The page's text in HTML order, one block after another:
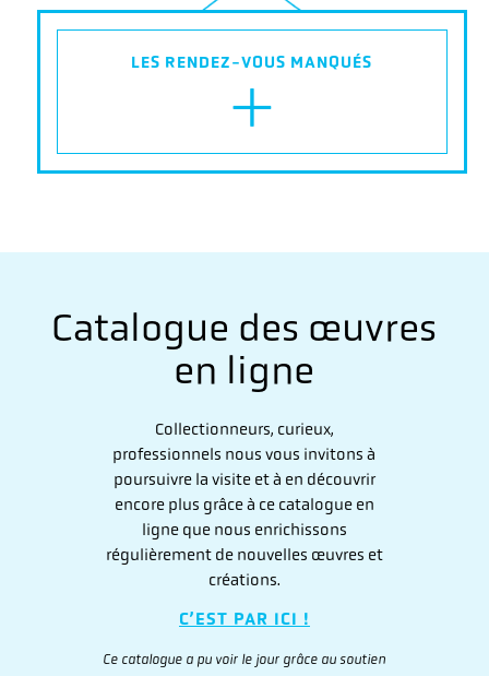
LES RENDEZ-VOUS MANQUÉS
+
Catalogue des œuvres
en ligne
Collectionneurs, curieux,
professionnels nous vous invitons à
poursuivre la visite et à en découvrir
encore plus grâce à ce catalogue en
ligne que nous enrichissons
régulièrement de nouvelles œuvres et
créations.
C’EST PAR ICI !
Ce catalogue a pu voir le jour grâce au soutien